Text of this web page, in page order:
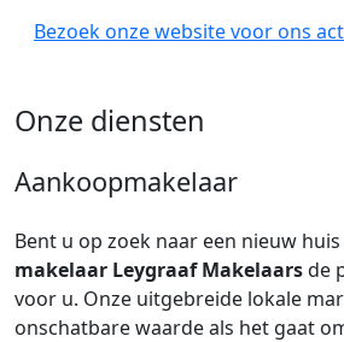
Bezoek onze website voor ons
Onze diensten
Aankoopmakelaar
Bent u op zoek naar een nieuw
makelaar Leygraaf Makelaarsde
voor u. Onze uitgebreide lokale
onschatbare waarde als het gaat